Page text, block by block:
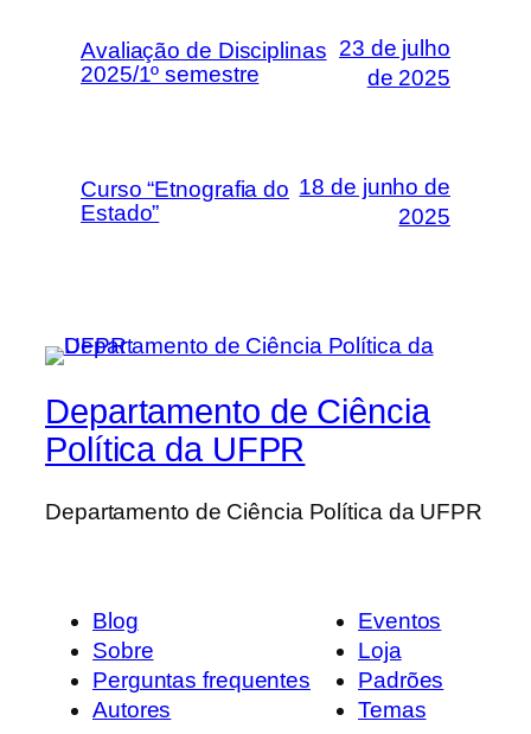
Avaliação de Disciplinas
2025/1º semestre
23 de julho
de 2025
Curso “Etnografia do
Estado”
18 de junho de
2025
Departamento de Ciência
Política da UFPR
Departamento de Ciência Política da UFPR
Blog
Sobre
Perguntas frequentes
Autores
Eventos
Loja
Padrões
Temas